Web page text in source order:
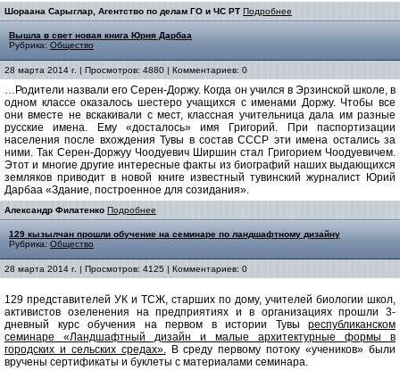
Шораана Сарыглар, Агентство по делам ГО и ЧС РТ Подробнее
Вышла в свет новая книга Юрия Дарбаа
Рубрика: Общество
28 марта 2014 г. | Просмотров: 4880 | Комментариев: 0
…Родители назвали его Серен-Доржу. Когда он учился в Эрзинской школе, в
одном классе оказалось шестеро учащихся с именами Доржу. Чтобы все
они вместе не вскакивали с мест, классная учительница дала им разные
русские имена. Ему «досталось» имя Григорий. При паспортизации
населения после вхождения Тувы в состав СССР эти имена остались за
ними. Так Серен-Доржуу Чоодуевич Ширшин стал Григорием Чоодуевичем.
Этот и многие другие интересные факты из биографий наших выдающихся
земляков приводит в новой книге известный тувинский журналист Юрий
Дарбаа «Здание, построенное для созидания».
Александр Филатенко Подробнее
129 кызылчан прошли обучение на семинаре по ландшафтному дизайну
Рубрика: Общество
28 марта 2014 г. | Просмотров: 4125 | Комментариев: 0
129 представителей УК и ТСЖ, старших по дому, учителей биологии школ,
активистов озеленения на предприятиях и в организациях прошли 3-
дневный курс обучения на первом в истории Тувы республиканском
семинаре «Ландшафтный дизайн и малые архитектурные формы в
городских и сельских средах».В среду первому потоку «учеников» были
вручены сертификаты и буклеты с материалами семинара.